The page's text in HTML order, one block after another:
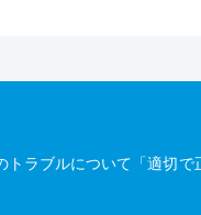
ラブルについて「適切